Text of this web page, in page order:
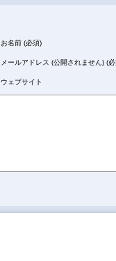
お名前 (必須)
メールアドレス (公開されません) (
ウェブサイト